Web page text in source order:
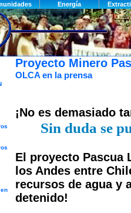
Proyecto Minero
OLCA en la prensa
¡No es demasiado
Sin duda se
El proyecto Pascua
los Andes entre
recursos de agua y
detenido!